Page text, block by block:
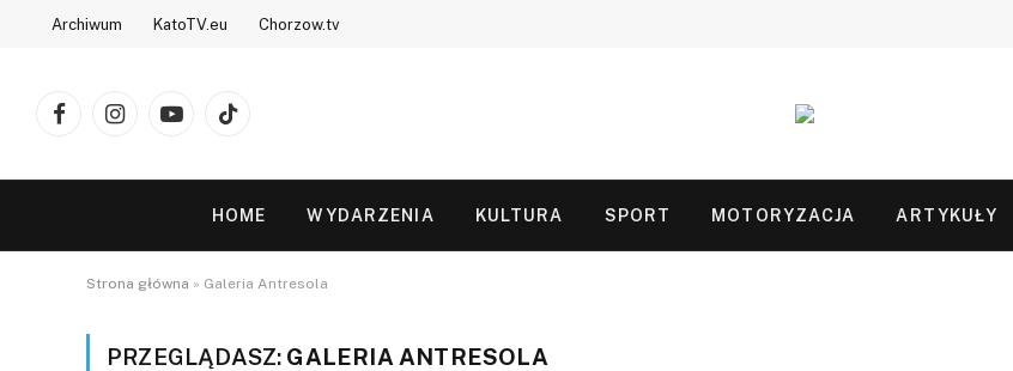
Archiwum KatoTV.eu Chorzow.tv
FacebookInstagramYouTubeTikTok
HOME WYDARZENIA KULTURA SPORT MOTORYZACJA ARTYKUŁY
Strona główna » Galeria Antresola
PRZEGLĄDASZ: GALERIA ANTRESOLA